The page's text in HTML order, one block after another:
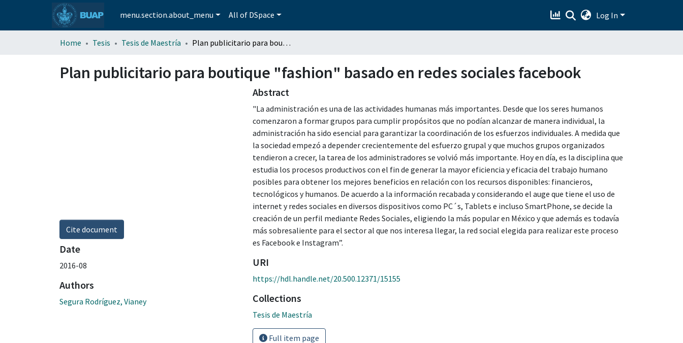
menu.section.about_menu All of DSpace Log In
Home Tesis Tesis de Maestría Plan publicitario para boutique "fashion" basado en redes sociales facebook
Plan publicitario para boutique "fashion" basado en redes sociales facebook
Cite document
Date
2016-08
Authors
Segura Rodríguez, Vianey
Abstract
"La administración es una de las actividades humanas más importantes. Desde que los seres humanos
comenzaron a formar grupos para cumplir propósitos que no podían alcanzar de manera individual, la
administración ha sido esencial para garantizar la coordinación de los esfuerzos individuales. A medida que
la sociedad empezó a depender crecientemente del esfuerzo grupal y que muchos grupos organizados
tendieron a crecer, la tarea de los administradores se volvió más importante. Hoy en día, es la disciplina que
estudia los procesos productivos con el fin de generar la mayor eficiencia y eficacia del trabajo humano
posibles para obtener los mejores beneficios en relación con los recursos disponibles: financieros,
tecnológicos y humanos. De acuerdo a la información recabada y considerando el auge que tiene el uso de
internet y redes sociales en diversos dispositivos como PC´s, Tablets e incluso SmartPhone, se decide la
creación de un perfil mediante Redes Sociales, eligiendo la más popular en México y que además es todavía
más sobresaliente para el sector al que nos interesa llegar, la red social elegida para realizar este proceso
es Facebook e Instagram”.
URI
https://hdl.handle.net/20.500.12371/15155
Collections
Tesis de Maestría
Full item page